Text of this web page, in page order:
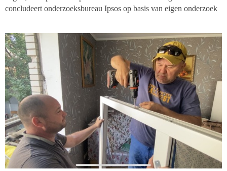
concludeert onderzoeksbureau Ipsos op basis van eigen onderzoek